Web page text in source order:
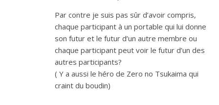
Par contre je suis pas sûr d’avoir compris,
chaque participant à un portable qui lui donne
son futur et le futur d’un autre membre ou
chaque participant peut voir le futur d’un des
autres participants?
( Y a aussi le héro de Zero no Tsukaima qui
craint du boudin)